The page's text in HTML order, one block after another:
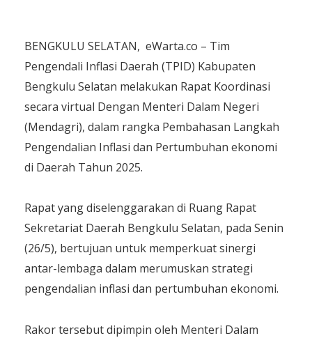
BENGKULU SELATAN, eWarta.co – Tim
Pengendali Inflasi Daerah (TPID) Kabupaten
Bengkulu Selatan melakukan Rapat Koordinasi
secara virtual Dengan Menteri Dalam Negeri
(Mendagri), dalam rangka Pembahasan Langkah
Pengendalian Inflasi dan Pertumbuhan ekonomi
di Daerah Tahun 2025.
Rapat yang diselenggarakan di Ruang Rapat
Sekretariat Daerah Bengkulu Selatan, pada Senin
(26/5), bertujuan untuk memperkuat sinergi
antar-lembaga dalam merumuskan strategi
pengendalian inflasi dan pertumbuhan ekonomi.
Rakor tersebut dipimpin oleh Menteri Dalam